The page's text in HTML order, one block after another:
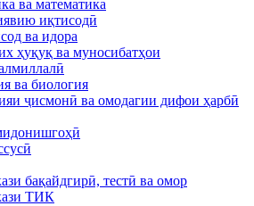
ва математика
иқтисодӣ
ва идора
ҳуқуқ ва муносибатҳои
ва биология
ҷисмонӣ ва омодагии дифои ҳарбӣ
бақайдгирӣ, тестӣ ва омор
ТИК